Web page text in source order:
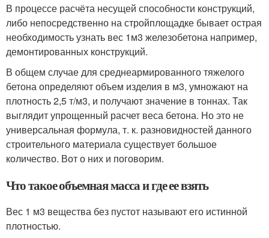
В процессе расчёта несущей способности конструкций,
либо непосредственно на стройплощадке бывает острая
необходимость узнать вес 1м3 железобетона например,
демонтированных конструкций.
В общем случае для среднеармированного тяжелого
бетона определяют объем изделия в м3, умножают на
плотность 2,5 т/м3, и получают значение в тоннах. Так
выглядит упрощенный расчет веса бетона. Но это не
универсальная формула, т. к. разновидностей данного
строительного материала существует большое
количество. Вот о них и поговорим.
Что такое объемная масса и где ее взять
Вес 1 м3 вещества без пустот называют его истинной
плотностью.